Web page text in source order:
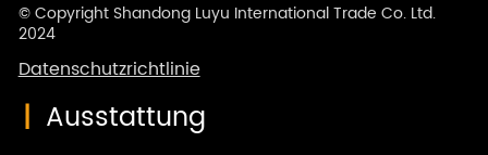
© Copyright Shandong Luyu International Trade Co. Ltd.
2024
Datenschutzrichtlinie
| Ausstattung